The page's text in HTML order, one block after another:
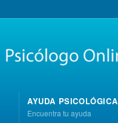
AYUDA PSICOLÓGICA
Encuentra tu ayuda